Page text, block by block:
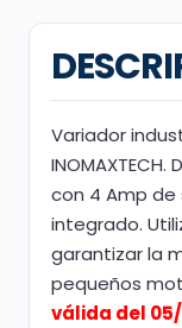
Variador
con 4 Amp
integrado.
garantizar la
pequeños
válida del